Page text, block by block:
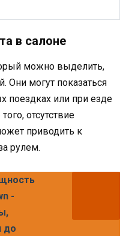
в салоне
можно выделить,
Они могут показаться
поездках или при езде
отсутствие
приводить к
рулем.
-
до